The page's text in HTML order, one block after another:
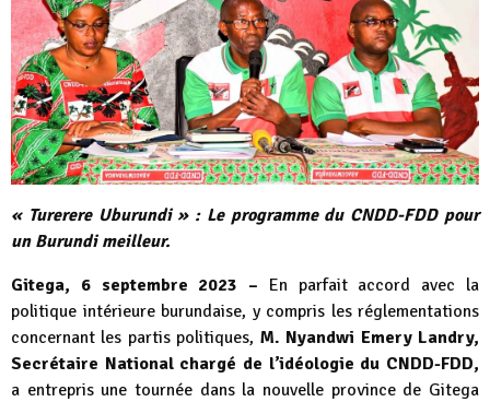
« Turerere Uburundi » : Le programme du CNDD-FDD pour
un Burundi meilleur.
Gitega, 6 septembre 2023 – En parfait accord avec la
politique intérieure burundaise, y compris les réglementations
concernant les partis politiques, M. Nyandwi Emery Landry,
Secrétaire National chargé de l’idéologie du CNDD-FDD,
a entrepris une tournée dans la nouvelle province de Gitega